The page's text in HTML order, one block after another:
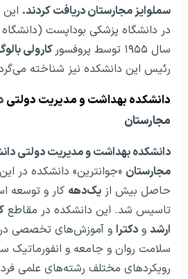
سملوایز مجارستان دریافت کردند.
در دانشگاه پزشکی بوداپست
سال ۱۹۵۵ توسط پروفسور
کارولی
رئیس این دانشکده نیز شناخته
دانشکده بهداشت و مدیریت دولتی
مجارستان
دانشکده بهداشت و مدیریت دولتی
مجارستان «جوانترین» دانشکده در
حاصل بیش از یک‌دهه
تاسیس شد. این دانشکده در مقاطع
ارشد و دکترا و آموزش‌های تخصصی در
سلامت روان و جامعه و انفورماتیک
رویکردهای مختلف رشته‌های علمی